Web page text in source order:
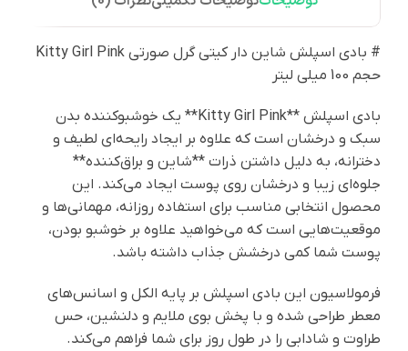
# بادی اسپلش شاین دار کیتی گرل صورتی Kitty Girl Pink
حجم 100 میلی لیتر
بادی اسپلش **Kitty Girl Pink** یک خوشبوکننده بدن
سبک و درخشان است که علاوه بر ایجاد رایحه‌ای لطیف و
دخترانه، به دلیل داشتن ذرات **شاین و براق‌کننده**
جلوه‌ای زیبا و درخشان روی پوست ایجاد می‌کند. این
محصول انتخابی مناسب برای استفاده روزانه، مهمانی‌ها و
موقعیت‌هایی است که می‌خواهید علاوه بر خوشبو بودن،
پوست شما کمی درخشش جذاب داشته باشد.
فرمولاسیون این بادی اسپلش بر پایه الکل و اسانس‌های
معطر طراحی شده و با پخش بوی ملایم و دلنشین، حس
طراوت و شادابی را در طول روز برای شما فراهم می‌کند.